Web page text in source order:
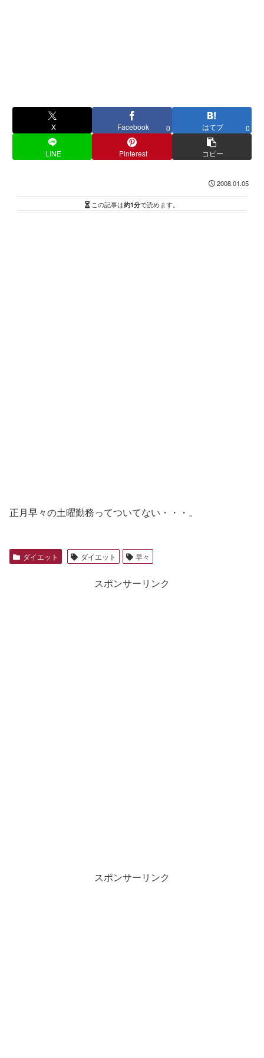
X Facebook 0 はてブ 0
LINE Pinterest コピー
2008.01.05
この記事は約1分で読めます。
正月早々の土曜勤務ってついてない・・・。
ダイエット ダイエット 早々
スポンサーリンク
スポンサーリンク